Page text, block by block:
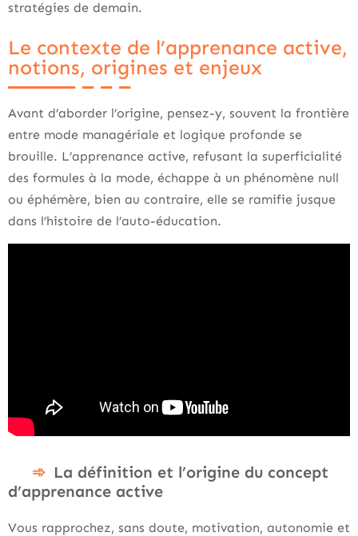
stratégies de demain.
Le contexte de l’apprenance active,
notions, origines et enjeux
Avant d’aborder l’origine, pensez-y, souvent la frontière
entre mode managériale et logique profonde se
brouille. L’apprenance active, refusant la superficialité
des formules à la mode, échappe à un phénomène null
ou éphémère, bien au contraire, elle se ramifie jusque
dans l’histoire de l’auto-éducation.
La définition et l’origine du concept
d’apprenance active
Vous rapprochez, sans doute, motivation, autonomie et